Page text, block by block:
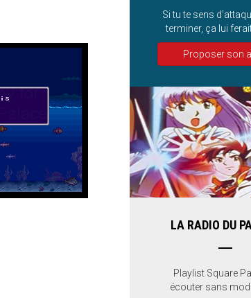
Si tu te sens
terminer, ça lui
Proposer son
LA RADIO DU
Playlist Square
écouter sans